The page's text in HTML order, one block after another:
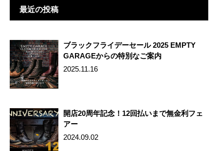
o
k
最近の投稿
ブラックフライデーセール 2025 EMPTY
GARAGEからの特別なご案内
2025.11.16
開店20周年記念！12回払いまで無金利フェ
アー
2024.09.02